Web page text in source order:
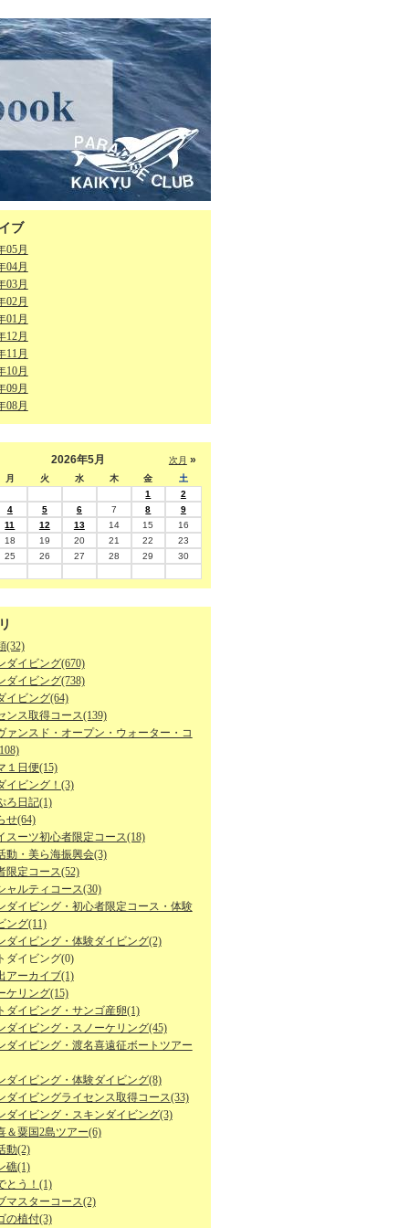
ブ
05月
04月
03月
02月
01月
12月
11月
10月
09月
08月
次月 »
2026年5月
月 火 水 木 金
土
1
2
4 5 6 7 8
9
11 12 13 14 15
16
18 19 20 21 22
23
25 26 27 28 29
30
(32)
ダイビング(670)
ダイビング(738)
イビング(64)
ンス取得コース(139)
ァンスド・オープン・ウォーター・コ
１日便(15)
イビング！(3)
ろ日記(1)
せ(64)
スーツ初心者限定コース(18)
動・美ら海振興会(3)
限定コース(52)
ャルティコース(30)
ダイビング・初心者限定コース・体験
ング(11)
ダイビング・体験ダイビング(2)
ダイビング(0)
アーカイブ(1)
ケリング(15)
ダイビング・サンゴ産卵(1)
ダイビング・スノーケリング(45)
ダイビング・渡名喜遠征ボートツアー
ダイビング・体験ダイビング(8)
ダイビングライセンス取得コース(33)
ダイビング・スキンダイビング(3)
＆粟国2島ツアー(6)
動(2)
礁(1)
とう！(1)
マスターコース(2)
の植付(3)